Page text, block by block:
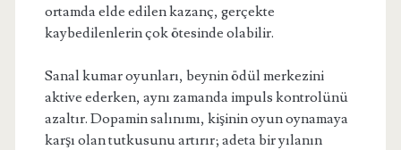
ortamda elde edilen kazanç, gerçekte
kaybedilenlerin çok ötesinde olabilir.
Sanal kumar oyunları, beynin ödül merkezini
aktive ederken, aynı zamanda impuls kontrolünü
azaltır. Dopamin salınımı, kişinin oyun oynamaya
karşı olan tutkusunu artırır; adeta bir yılanın